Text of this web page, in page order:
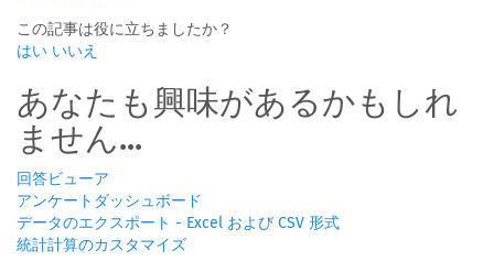
この記事は役に立ちましたか？
はい いいえ
あなたも興味があるかもしれ
ません...
回答ビューア
アンケートダッシュボード
データのエクスポート - Excel および CSV 形式
統計計算のカスタマイズ